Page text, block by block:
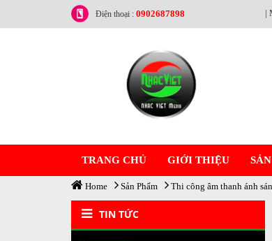
Điện thoại : 0902687898 |
TRANG CHỦ GIỚI THIỆU
Home Sản Phẩm Thi công âm thanh ánh
TIN TỨC